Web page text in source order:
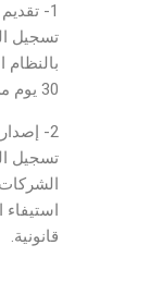
1-
تسجيل
بالنظام
30 يوم من توقيع الوثائق.
2-
تسجيل
قانونية.